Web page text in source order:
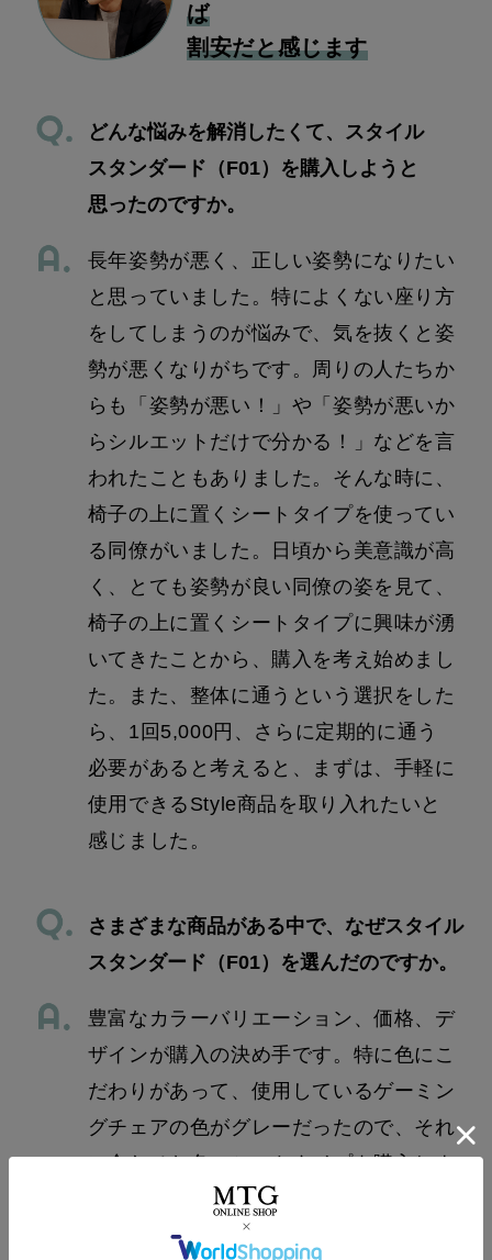
ば
割安だと感じます
どんな悩みを解消したくて、スタイル
スタンダード（F01）を購入しようと
思ったのですか。
長年姿勢が悪く、正しい姿勢になりたい
と思っていました。特によくない座り方
をしてしまうのが悩みで、気を抜くと姿
勢が悪くなりがちです。周りの人たちか
らも「姿勢が悪い！」や「姿勢が悪いか
らシルエットだけで分かる！」などを言
われたこともありました。そんな時に、
椅子の上に置くシートタイプを使ってい
る同僚がいました。日頃から美意識が高
く、とても姿勢が良い同僚の姿を見て、
椅子の上に置くシートタイプに興味が湧
いてきたことから、購入を考え始めまし
た。また、整体に通うという選択をした
ら、1回5,000円、さらに定期的に通う
必要があると考えると、まずは、手軽に
使用できるStyle商品を取り入れたいと
感じました。
さまざまな商品がある中で、なぜスタイル
スタンダード（F01）を選んだのですか。
豊富なカラーバリエーション、価格、デ
ザインが購入の決め手です。特に色にこ
だわりがあって、使用しているゲーミン
グチェアの色がグレーだったので、それ
に合わせた色のシートタイプを購入しよ
うと思っていました。スタイルスタンダ
ードを置いても、ゲーミングチェアと同